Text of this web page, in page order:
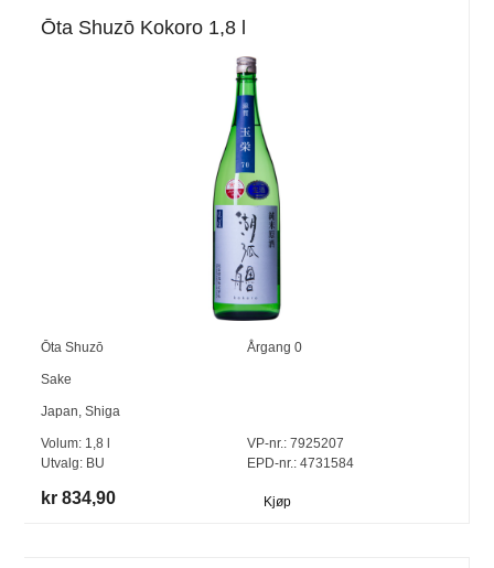
Ōta Shuzō Kokoro 1,8 l
Ōta Shuzō Årgang 0
Sake
Japan,Shiga
Volum: 1,8
Utvalg: BU
VP-nr.:7925207
EPD-nr.: 4731584
kr 834,90 Kjøp